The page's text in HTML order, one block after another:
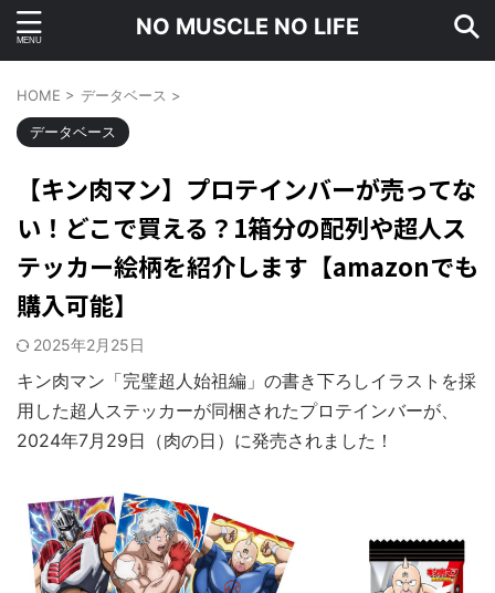
NO MUSCLE NO LIFE
HOME > データベース >
データベース
【キン肉マン】プロテインバーが売ってな
い！どこで買える？1箱分の配列や超人ス
テッカー絵柄を紹介します【amazonでも
購入可能】
2025年2月25日
キン肉マン「完璧超人始祖編」の書き下ろしイラストを採
用した超人ステッカーが同梱されたプロテインバーが、
2024年7月29日（肉の日）に発売されました！